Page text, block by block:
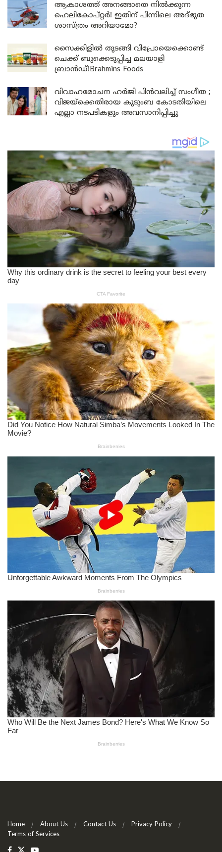
ആകാശത്ത് അനങ്ങാതെ നില്‍ക്കുന്ന
ഹെലികോപ്റ്റര്‍! ഇതിന് പിന്നിലെ അദ്ഭുത
ശാസ്ത്രം അറിയാമോ?
സൈക്കിളിൽ തുടങ്ങി വിപ്രോയെക്കൊണ്ട്
ചെക്ക് ബുക്കെടുപ്പിച്ച മലയാളി
ബ്രാൻഡ്!Brahmins Foods
വിവാഹമോചന ഹർജി പിൻവലിച്ച് സംഗീത ;
വിജയ്ക്കെതിരായ കുടുംബ കോടതിയിലെ
എല്ലാ നടപടികളും അവസാനിപ്പിച്ചു
Home About Us Contact Us
Privacy Policy
Terms of Services